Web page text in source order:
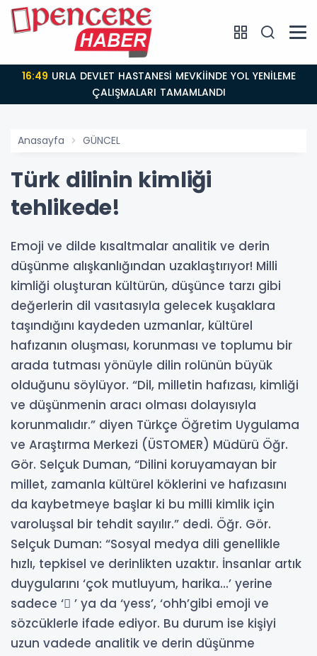
16:49
ÇALIŞMALARI TAMAMLANDI
Anasayfa GÜNCEL
Türk dilinin kimliği
tehlikede!
Emoji ve dilde kısaltmalar analitik ve derin
düşünme alışkanlığından uzaklaştırıyor! Milli
kimliği oluşturan kültürün, düşünce tarzı gibi
değerlerin dil vasıtasıyla gelecek kuşaklara
taşındığını kaydeden uzmanlar, kültürel
hafızanın oluşması, korunması ve toplumu bir
arada tutması yönüyle dilin rolünün büyük
olduğunu söylüyor. “Dil, milletin hafızası, kimliği
ve düşünmenin aracı olması dolayısıyla
korunmalıdır.” diyen Türkçe Öğretim Uygulama
ve Araştırma Merkezi (ÜSTOMER) Müdürü Öğr.
Gör. Selçuk Duman, “Dilini koruyamayan bir
millet, zamanla kültürel köklerini ve hafızasını
da kaybetmeye başlar ki bu milli kimlik için
varoluşsal bir tehdit sayılır.” dedi. Öğr. Gör.
Selçuk Duman: “Sosyal medya dili genellikle
hızlı, tepkisel ve derinlikten uzaktır. İnsanlar artık
duygularını ‘çok mutluyum, harika...’ yerine
sadece ‘ ’ ya da ‘yess’, ‘ohh’gibi emoji ve
sözcüklerle ifade ediyor. Bu durum ise kişiyi
uzun vadede analitik ve derin düşünme